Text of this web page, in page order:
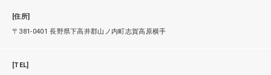
[住所]
〒381-0401 長野県下高井郡山ノ内町志賀高原横手
[TEL]